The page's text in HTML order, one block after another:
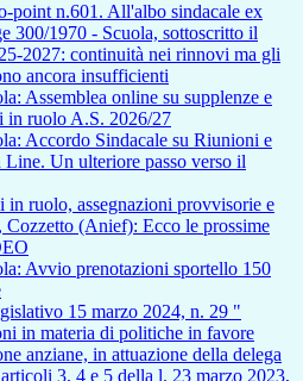
point n.601. All'albo sindacale ex
300/1970 - Scuola, sottoscritto il
2027: continuità nei rinnovi ma gli
ancora insufficienti
Assemblea online su supplenze e
in ruolo A.S. 2026/27
Accordo Sindacale su Riunioni e
Un ulteriore passo verso il
in ruolo, assegnazioni provvisorie e
Cozzetto (Anief): Ecco le prossime
Avvio prenotazioni sportello 150
15 marzo 2024, n. 29 "
in materia di politiche in favore
anziane, in attuazione della delega
3, 4 e 5 della l. 23 marzo 2023,